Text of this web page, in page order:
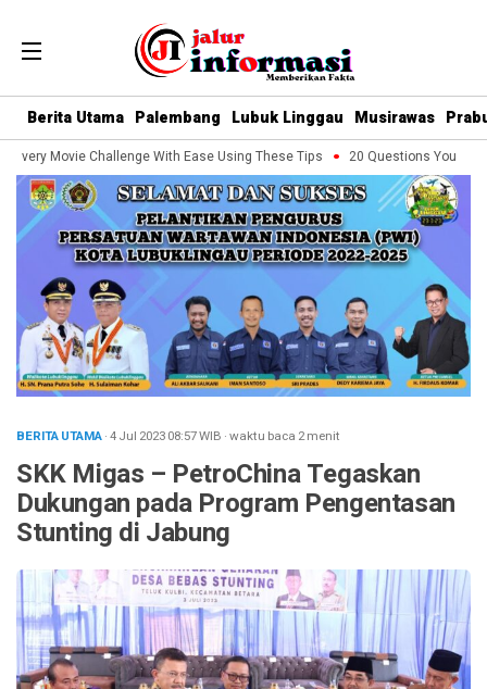
Berita Utama Palembang Lubuk Linggau Musirawas
Movie Challenge With Ease Using These Tips 20 Questions You
BERITA UTAMA· 4 Jul 202308:57WIB ·waktu baca 2 menit
SKK Migas – PetroChina Tegaskan
Dukungan pada Program Pengentasan
Stunting di Jabung